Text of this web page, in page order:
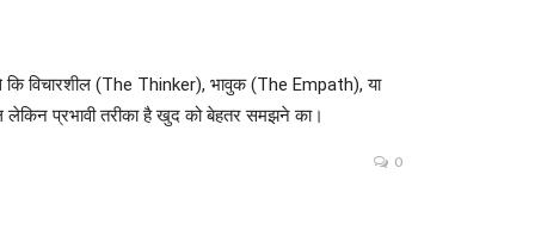
विचारशील (The Thinker), भावुक (The Empath), या
प्रभावी तरीका है खुद को बेहतर समझने का।
0